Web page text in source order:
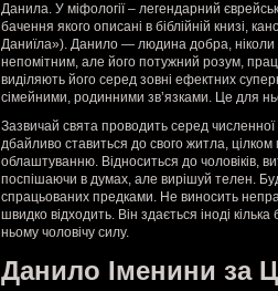
Данила. У міфології – легендарний
бачення якого описані в біблійній книзі,
Даниїла»). Данило — людина добра, ніколи
непомітним, але його потужний розум,
виділяють його серед зовні ефектних
сімейними, родинними зв’язками. Це для
Зазвичай свята проводить серед численної
дбайливо ставиться до свого житла,
облаштуванню. Відноситься до чоловіків,
поспішаючи в думах, але вирішуй телен.
спрацьованих предками. Не виносить
швидко відходить. Він здається іноді
ньому чоловічу силу.
Данило Іменини за